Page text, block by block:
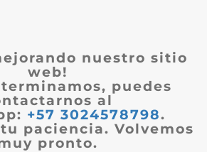
nuestro sitio
web!
puedes
al
+57 3024578798.
paciencia. Volvemos
pronto.